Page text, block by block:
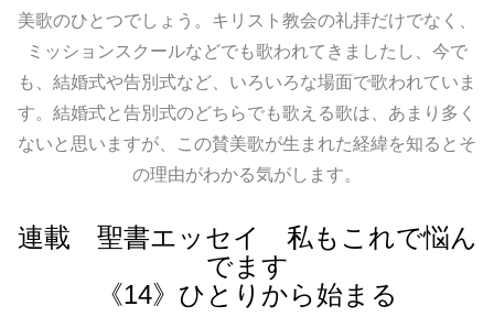
美歌のひとつでしょう。キリスト教会の礼拝だけでなく、
ミッションスクールなどでも歌われてきましたし、今で
も、結婚式や告別式など、いろいろな場面で歌われていま
す。結婚式と告別式のどちらでも歌える歌は、あまり多く
ないと思いますが、この賛美歌が生まれた経緯を知るとそ
の理由がわかる気がします。
連載 聖書エッセイ 私もこれで悩ん
でます
《14》ひとりから始まる